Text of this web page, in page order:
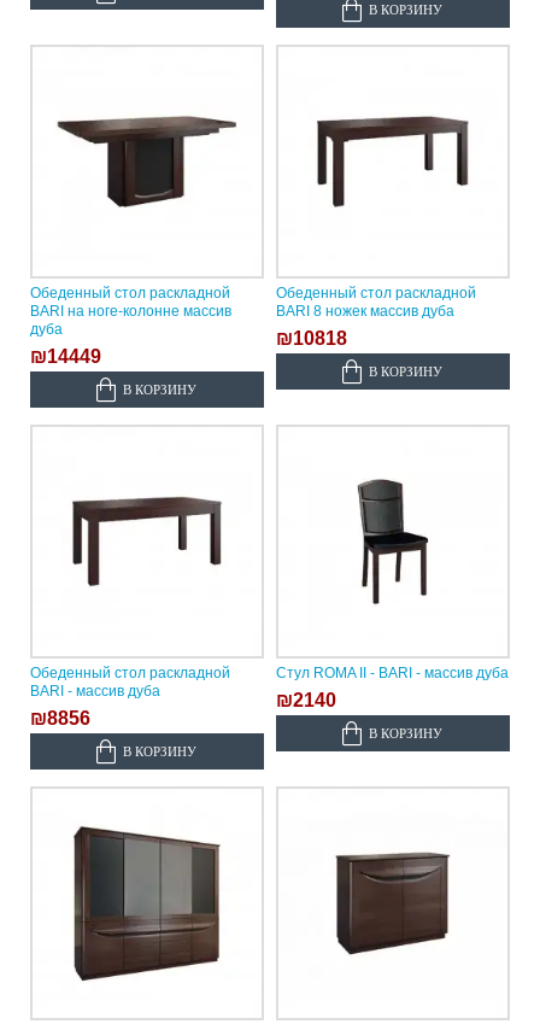
В КОРЗИНУ
Обеденный стол раскладной
BARI на ноге-колонне массив
дуба
₪14449
В КОРЗИНУ
Обеденный стол раскладной
BARI 8 ножек массив дуба
₪10818
В КОРЗИНУ
Обеденный стол раскладной
BARI - массив дуба
₪8856
В КОРЗИНУ
Стул ROMA II - BARI - массив дуба
₪2140
В КОРЗИНУ